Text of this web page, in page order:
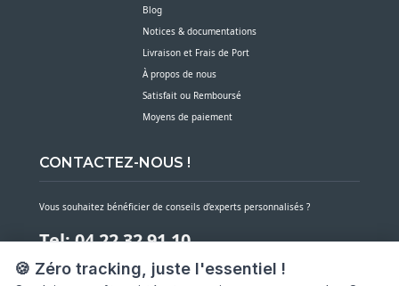
🍪 Zéro tracking, juste l'essentiel !
Blog
Notices & documentations
Livraison et Frais de Port
À propos de nous
Satisfait ou Remboursé
Moyens de paiement
CONTACTEZ-NOUS !
Vous souhaitez bénéficier de conseils d’experts personnalisés ?
Tel: 04 22 32 91 10
Notre service client est à votre écoute du lundi au vendredi de 7h30 à 16h